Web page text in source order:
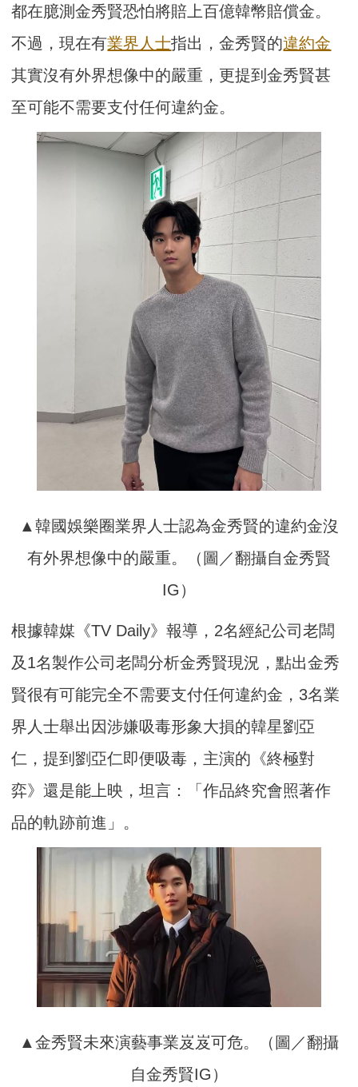
都在臆測金秀賢恐怕將賠上百億韓幣賠償金。
不過，現在有業界人士指出，金秀賢的違約金
其實沒有外界想像中的嚴重，更提到金秀賢甚
至可能不需要支付任何違約金。
▲韓國娛樂圈業界人士認為金秀賢的違約金沒
有外界想像中的嚴重。（圖／翻攝自金秀賢
IG）
根據韓媒《TV Daily》報導，2名經紀公司老闆
及1名製作公司老闆分析金秀賢現況，點出金秀
賢很有可能完全不需要支付任何違約金，3名業
界人士舉出因涉嫌吸毒形象大損的韓星劉亞
仁，提到劉亞仁即便吸毒，主演的《終極對
弈》還是能上映，坦言：「作品終究會照著作
品的軌跡前進」。
▲金秀賢未來演藝事業岌岌可危。（圖／翻攝
自金秀賢IG）